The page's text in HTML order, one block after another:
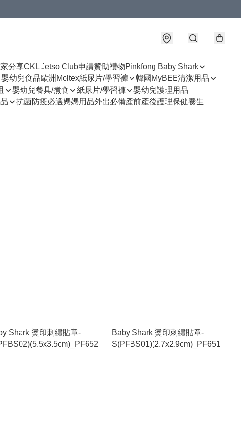
分享CKL Jetso Club申請贊助禮物Pinkfong Baby Shark
幼兒食品歐洲Moltex紙尿片/學習褲
韓國MyBEE清潔用品
嬰幼兒餐具/煮食 紙尿片/學習褲
嬰幼兒護理用品
抗菌防疫必選媽媽用品外出必備產前產後護理保健養生
Shark 燙印刺繡貼章-
Baby Shark 燙印刺繡貼章-
S(PFBS01)(2.7x2.9cm)_PF651